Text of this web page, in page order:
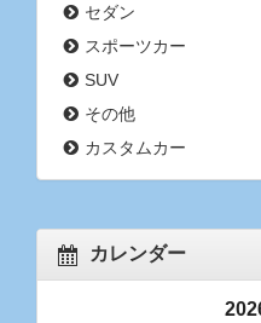
セダン
スポーツカー
SUV
その他
カスタムカー
カレンダー